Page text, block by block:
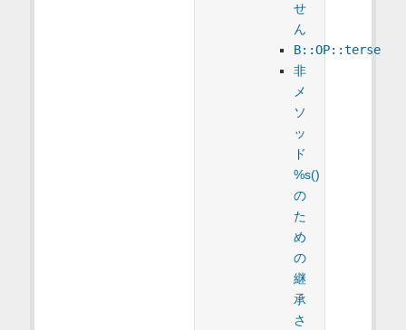
せ
ん
B::OP::terse
非
メ
ソ
ッ
ド
%s()
の
た
め
の
継
承
さ